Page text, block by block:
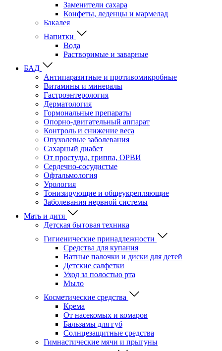
Заменители сахара
Конфеты, леденцы и мармелад
Бакалея
Напитки
Вода
Растворимые и заварные
БАД
Антипаразитные и противомикробные
Витамины и минералы
Гастроэнтерология
Дерматология
Гормональные препараты
Опорно-двигательный аппарат
Контроль и снижение веса
Опухолевые заболевания
Сахарный диабет
От простуды, гриппа, ОРВИ
Сердечно-сосудистые
Офтальмология
Урология
Тонизирующие и общеукрепляющие
Заболевания нервной системы
Мать и дитя
Детская бытовая техника
Гигиенические принадлежности
Средства для купания
Ватные палочки и диски для детей
Детские салфетки
Уход за полостью рта
Мыло
Косметические средства
Крема
От насекомых и комаров
Бальзамы для губ
Солнцезащитные средства
Гимнастические мячи и прыгуны